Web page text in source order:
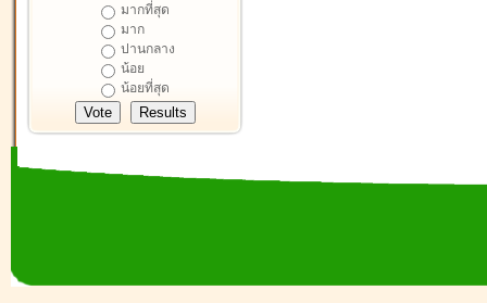
มากที่สุด
มาก
ปานกลาง
น้อย
น้อยที่สุด